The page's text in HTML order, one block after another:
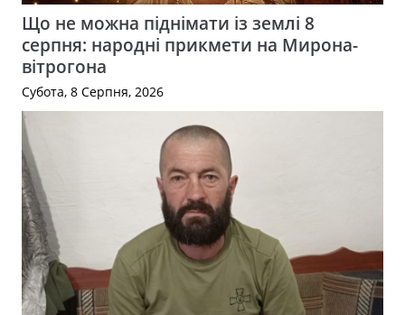
Що не можна піднімати із землі 8
серпня: народні прикмети на Мирона-
вітрогона
Субота, 8 Серпня, 2026